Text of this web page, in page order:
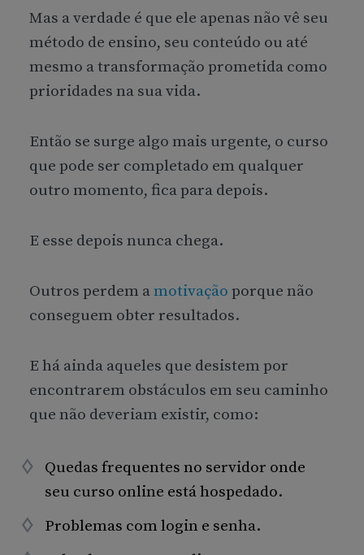
Mas a verdade é que ele apenas não vê seu
método de ensino, seu conteúdo ou até
mesmo a transformação prometida como
prioridades na sua vida.
Então se surge algo mais urgente, o curso
que pode ser completado em qualquer
outro momento, fica para depois.
E esse depois nunca chega.
Outros perdem amotivação porque não
conseguem obter resultados.
E há ainda aqueles que desistem por
encontrarem obstáculos em seu caminho
que não deveriam existir, como:
Quedas frequentes no servidor onde
seu curso online está hospedado.
Problemas com login e senha.